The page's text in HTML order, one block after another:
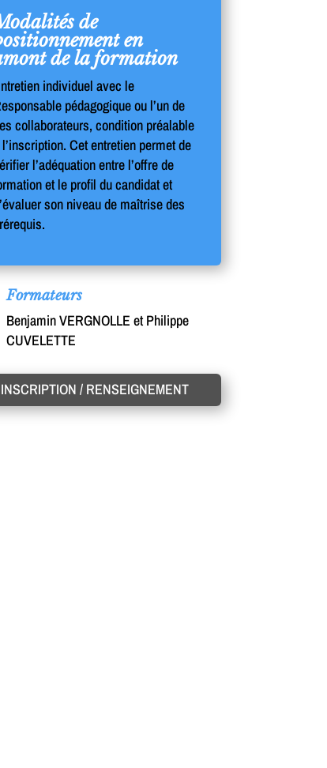
de
en
de la formation
individuel avec le
pédagogique ou l’un de
collaborateurs, condition préalable
Cet entretien permet de
l’adéquation entre l’offre de
et le profil du candidat et
son niveau de maîtrise des
Formateurs
Benjamin VERGNOLLE et Philippe
CUVELETTE
INSCRIPTION / RENSEIGNEMENT